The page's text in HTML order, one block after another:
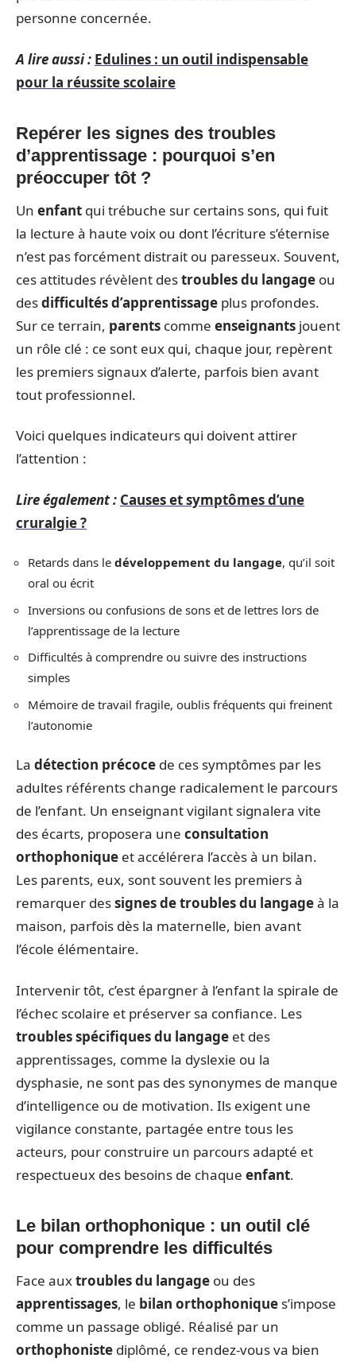
personne concernée.
A lire aussi : Edulines : un outil indispensable
pour la réussite scolaire
Repérer les signes des troubles
d’apprentissage : pourquoi s’en
préoccuper tôt ?
Un enfant qui trébuche sur certains sons, qui fuit
la lecture à haute voix ou dont l’écriture s’éternise
n’est pas forcément distrait ou paresseux. Souvent,
ces attitudes révèlent destroubles du langage ou
desdifficultés d’apprentissage plus profondes.
Sur ce terrain, parents comme enseignants jouent
un rôle clé : ce sont eux qui, chaque jour, repèrent
les premiers signaux d’alerte, parfois bien avant
tout professionnel.
Voici quelques indicateurs qui doivent attirer
l’attention :
Lire également : Causes et symptômes d’une
cruralgie ?
Retards dans le développement du langage, qu’il soit
oral ou écrit
Inversions ou confusions de sons et de lettres lors de
l’apprentissage de la lecture
Difficultés à comprendre ou suivre des instructions
simples
Mémoire de travail fragile, oublis fréquents qui freinent
l’autonomie
La détection précoce de ces symptômes par les
adultes référents change radicalement le parcours
de l’enfant. Un enseignant vigilant signalera vite
des écarts, proposera une consultation
orthophonique et accélérera l’accès à un bilan.
Les parents, eux, sont souvent les premiers à
remarquer dessignes de troubles du langageà la
maison, parfois dès la maternelle, bien avant
l’école élémentaire.
Intervenir tôt, c’est épargner à l’enfant la spirale de
l’échec scolaire et préserver sa confiance. Les
troubles spécifiques du langage et des
apprentissages, comme la dyslexie ou la
dysphasie, ne sont pas des synonymes de manque
d’intelligence ou de motivation. Ils exigent une
vigilance constante, partagée entre tous les
acteurs, pour construire un parcours adapté et
respectueux des besoins de chaque enfant.
Le bilan orthophonique : un outil clé
pour comprendre les difficultés
Face auxtroubles du langage ou des
apprentissages, le bilan orthophonique s’impose
comme un passage obligé. Réalisé par un
orthophoniste diplômé, ce rendez-vous va bien